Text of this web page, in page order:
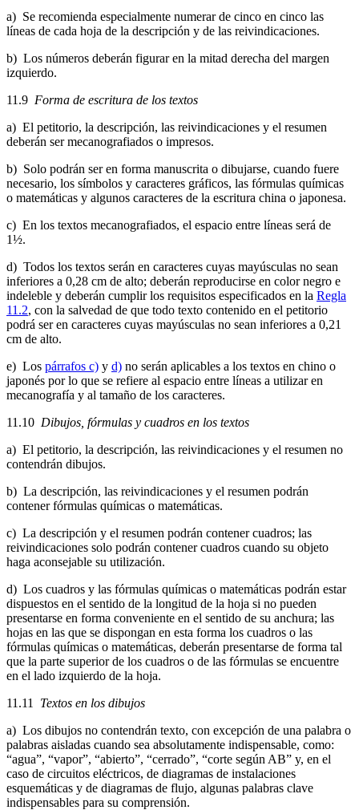
a) Se recomienda especialmente numerar de cinco en cinco las
líneas de cada hoja de la descripción y de las reivindicaciones.
b) Los números deberán figurar en la mitad derecha del margen
izquierdo.
11.9 Forma de escritura de los textos
a) El petitorio, la descripción, las reivindicaciones y el resumen
deberán ser mecanografiados o impresos.
b) Solo podrán ser en forma manuscrita o dibujarse, cuando fuere
necesario, los símbolos y caracteres gráficos, las fórmulas químicas
o matemáticas y algunos caracteres de la escritura china o japonesa.
c) En los textos mecanografiados, el espacio entre líneas será de
1½.
d) Todos los textos serán en caracteres cuyas mayúsculas no sean
inferiores a 0,28 cm de alto; deberán reproducirse en color negro e
indeleble y deberán cumplir los requisitos especificados en la Regla
11.2, con la salvedad de que todo texto contenido en el petitorio
podrá ser en caracteres cuyas mayúsculas no sean inferiores a 0,21
cm de alto.
e) Los párrafos c) y d) no serán aplicables a los textos en chino o
japonés por lo que se refiere al espacio entre líneas a utilizar en
mecanografía y al tamaño de los caracteres.
11.10 Dibujos, fórmulas y cuadros en los textos
a) El petitorio, la descripción, las reivindicaciones y el resumen no
contendrán dibujos.
b) La descripción, las reivindicaciones y el resumen podrán
contener fórmulas químicas o matemáticas.
c) La descripción y el resumen podrán contener cuadros; las
reivindicaciones solo podrán contener cuadros cuando su objeto
haga aconsejable su utilización.
d) Los cuadros y las fórmulas químicas o matemáticas podrán estar
dispuestos en el sentido de la longitud de la hoja si no pueden
presentarse en forma conveniente en el sentido de su anchura; las
hojas en las que se dispongan en esta forma los cuadros o las
fórmulas químicas o matemáticas, deberán presentarse de forma tal
que la parte superior de los cuadros o de las fórmulas se encuentre
en el lado izquierdo de la hoja.
11.11
Textos en los dibujos
a) Los dibujos no contendrán texto, con excepción de una palabra o
palabras aisladas cuando sea absolutamente indispensable, como:
“agua”, “vapor”, “abierto”, “cerrado”, “corte según AB” y, en el
caso de circuitos eléctricos, de diagramas de instalaciones
esquemáticas y de diagramas de flujo, algunas palabras clave
indispensables para su comprensión.